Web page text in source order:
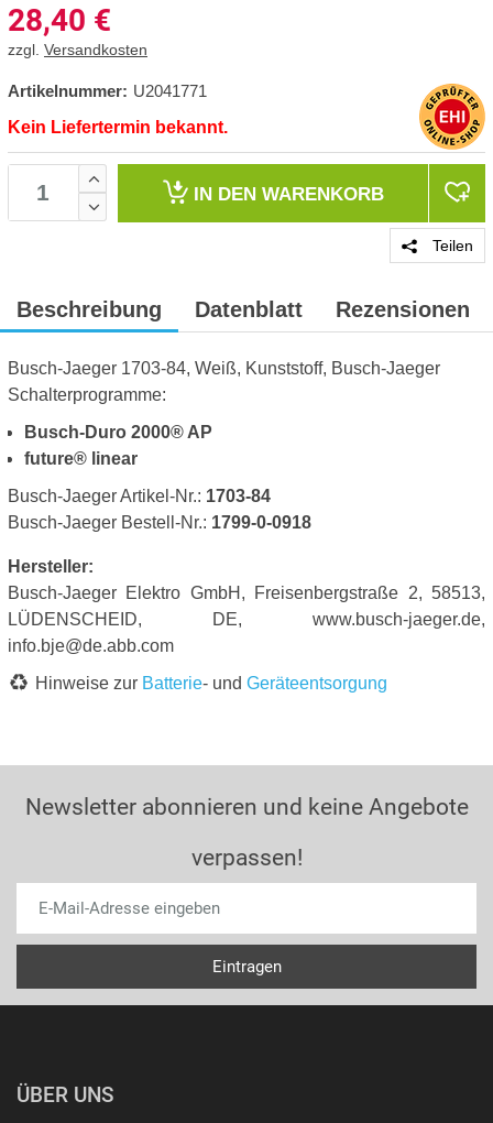
28,40 €
zzgl. Versandkosten
Artikelnummer: U2041771
Kein Liefertermin bekannt.
IN DEN WARENKORB
Teilen
Beschreibung Datenblatt Rezensionen
Busch-Jaeger 1703-84, Weiß, Kunststoff, Busch-Jaeger
Schalterprogramme:
Busch-Duro 2000® AP
future® linear
Busch-Jaeger Artikel-Nr.: 1703-84
Busch-Jaeger Bestell-Nr.: 1799-0-0918
Hersteller:
Busch-Jaeger Elektro GmbH, Freisenbergstraße 2, 58513,
LÜDENSCHEID, DE, www.busch-jaeger.de,
info.bje@de.abb.com
Hinweise zur Batterie- und Geräteentsorgung
Newsletter abonnieren und keine Angebote
verpassen!
ÜBER UNS